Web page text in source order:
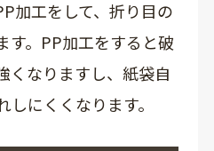
加工をして、折り目の
す。PP加工をすると破
くなりますし、紙袋自
にくくなります。